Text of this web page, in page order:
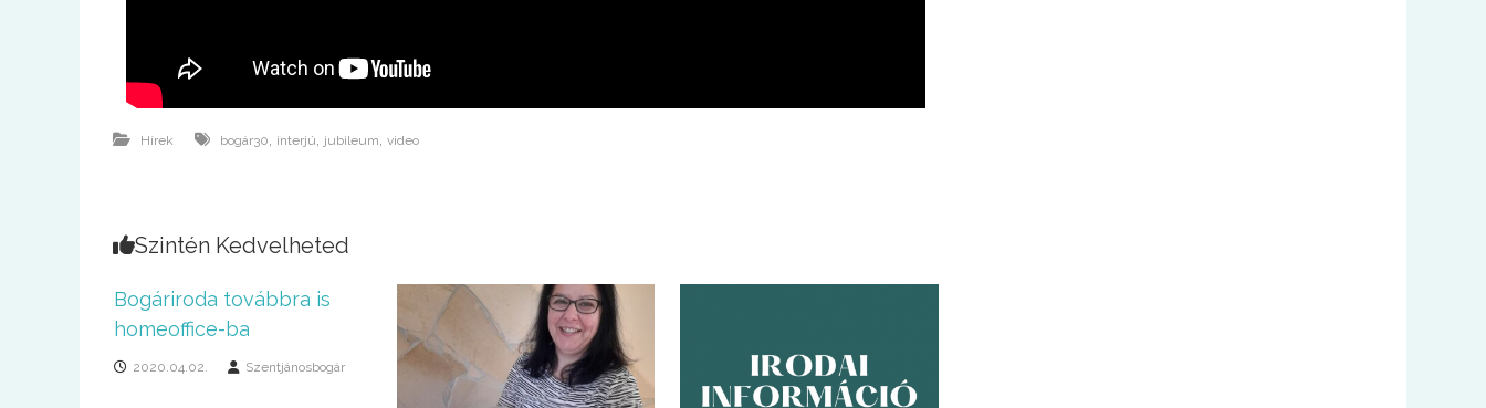
Hírek bogár30 interjú jubileum video
Szintén Kedvelheted
Bogáriroda továbbra is
homeoffice-ba
2020.04.02. Szentjánosbogár